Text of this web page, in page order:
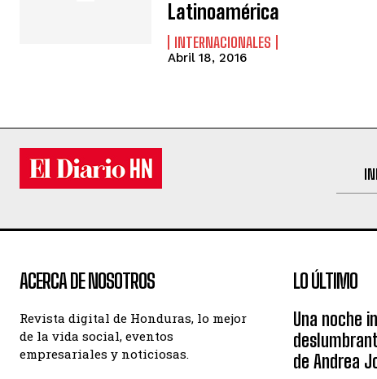
Latinoamérica
INTERNACIONALES
Abril 18, 2016
ACERCA DE NOSOTROS
Revista digital de Honduras, lo mejor
de la vida social, eventos
empresariales y noticiosas.
LO ÚLTIMO
Una noche
de Andrea